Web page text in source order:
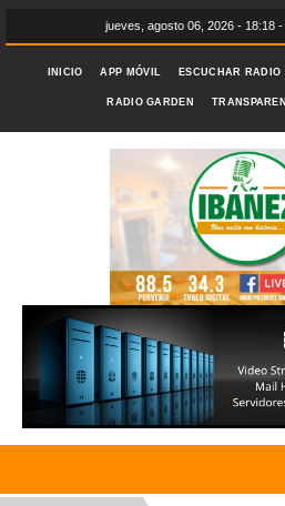
jueves, agosto 06, 2026 - 18:18
INICIO APP MÓVIL ESCUCHAR RADIO
RADIO GARDEN
INICIO